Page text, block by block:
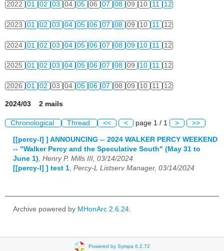
2022 01 02 03 04 05 06 07 08 09 10 11 12
2023 01 02 03 04 05 06 07 08 09 10 11 12
2024 01 02 03 04 05 06 07 08 09 10 11 12
2025 01 02 03 04 05 06 07 08 09 10 11 12
2026 01 02 03 04 05 06 07 08 09 10 11 12
2024/03 2 mails
Chronological Thread << < page 1 / 1 > >>
[[percy-l] ] ANNOUNCING -- 2024 WALKER PERCY WEEKEND
-- "Walker Percy and the Speculative South" (May 31 to
June 1) Henry P. Mills III, 03/14/2024
[[percy-l] ] test 1 Percy-L Listserv Manager, 03/14/2024
Archive powered by MHonArc 2.6.24
Powered by Sympa 6.2.72